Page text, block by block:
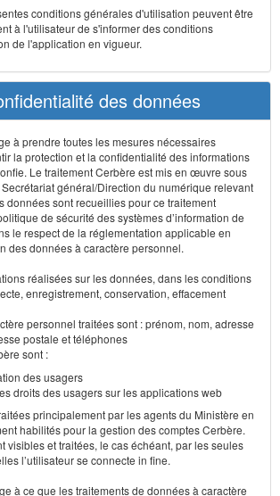
conditions générales d'utilisation peuvent être
à l'utilisateur de s'informer des conditions
de l'application en vigueur.
des données
à prendre toutes les mesures nécessaires
la protection et la confidentialité des informations
Le traitement Cerbère est mis en œuvre sous
général/Direction du numérique relevant
données sont recueillies pour ce traitement
de sécurité des systèmes d’information de
le respect de la réglementation applicable en
des données à caractère personnel.
réalisées sur les données, dans les conditions
enregistrement, conservation, effacement
personnel traitées sont : prénom, nom, adresse
postale et téléphones
sont :
des usagers
droits des usagers sur les applications web
principalement par les agents du Ministère en
habilités pour la gestion des comptes Cerbère.
visibles et traitées, le cas échéant, par les seules
l’utilisateur se connecte in fine.
à ce que les traitements de données à caractère